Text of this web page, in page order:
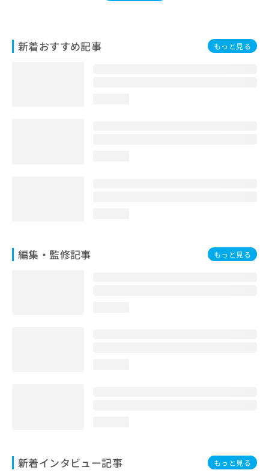
新着おすすめ記事 もっと見る
編集・監修記事 もっと見る
新着インタビュー記事 もっと見る
合